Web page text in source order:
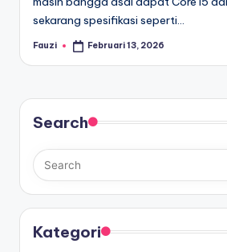
sekarang spesifikasi seperti…
Posted
Fauzi Februari 13, 2026
Search
Kategori